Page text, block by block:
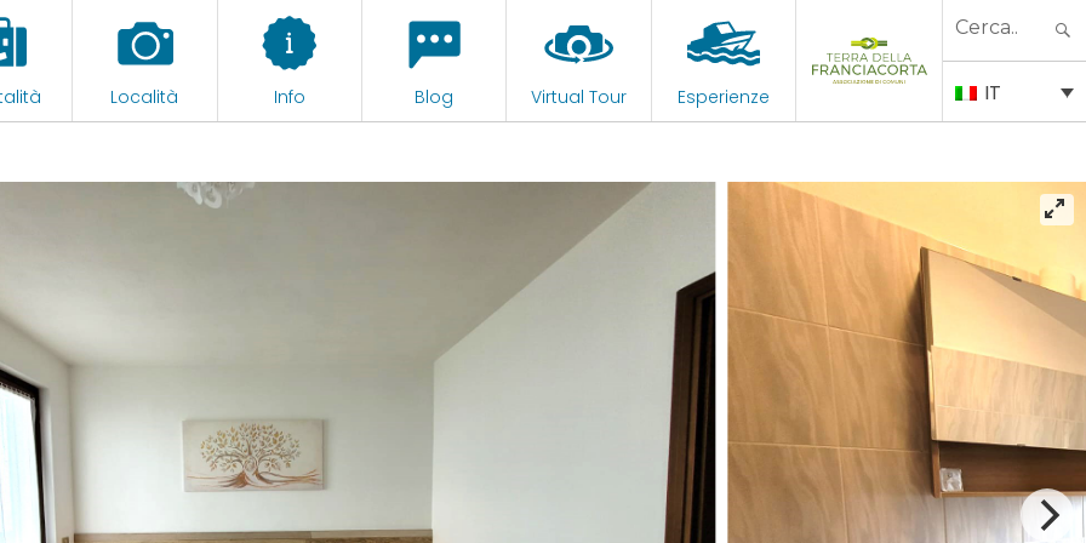
Località Info Blog Virtual Tour Esperienze
Search
IT